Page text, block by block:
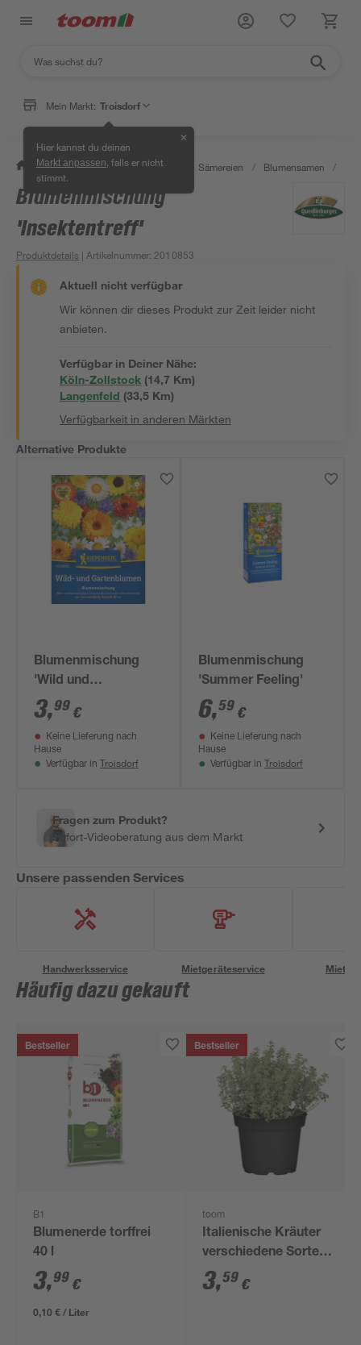
Mein Markt: Troisdorf
Hier kannst du deinen
Markt anpassen , falls er nicht
stimmt.
✕
/ Garten & Freizeit / Pflanzen Sämereien / Blumensamen /
Blumenmischung
'Insektentreff'
Produktdetails | Artikelnummer: 2010853
Aktuell nicht verfügbar
Wir können dir dieses Produkt zur Zeit leider nicht
anbieten.
Verfügbar in Deiner Nähe:
Köln-Zollstock (14,7 Km)
Langenfeld (33,5 Km)
Verfügbarkeit in anderen Märkten
Alternative Produkte
Blumenmischung
'Wild und
Gartenblumen'
3,99 €
Keine Lieferung nach
Hause
Verfügbar in Troisdorf
Blumenmischung
'Summer Feeling'
6,59 €
Keine Lieferung nach
Hause
Verfügbar in Troisdorf
Fragen zum Produkt?
Sofort-Videoberatung aus dem Markt
Unsere passenden Services
Handwerksservice Mietgeräteservice
Häufig dazu gekauft
Bestseller
B1
Blumenerde torffrei
40 l
3,99 €
0,10 € / Liter
Bestseller
toom
Italienische Kräuter
verschiedene Sorten
14 cm Topf
3,59 €